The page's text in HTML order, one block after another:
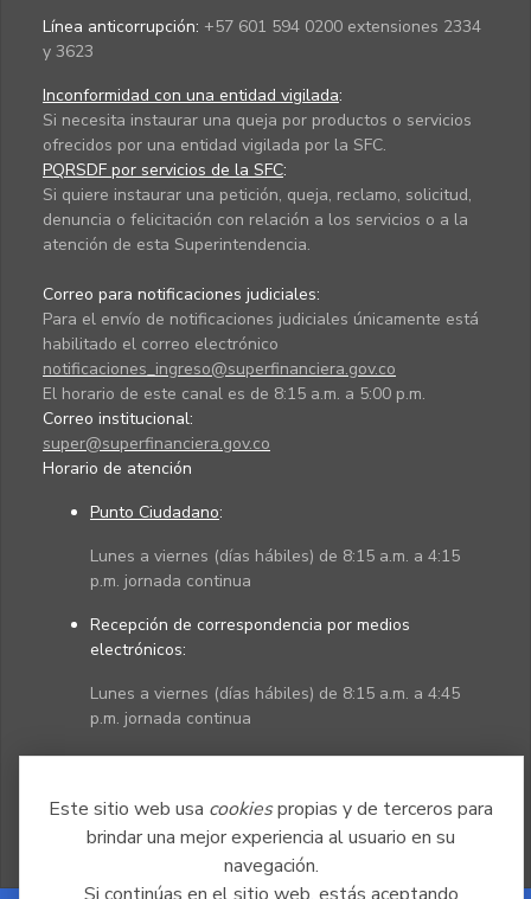
Este sitio web usa cookiespropias y de terceros para
brindar una mejor experiencia al usuario en su
navegación.
Línea anticorrupción: +57 601 594 0200 extensiones 2334
y 3623
Inconformidad con una entidad vigilada:
Si necesita instaurar una queja por productos o servicios
ofrecidos por una entidad vigilada por la SFC.
PQRSDF por servicios de la SFC:
Si quiere instaurar una petición, queja, reclamo, solicitud,
denuncia o felicitación con relación a los servicios o a la
atención de esta Superintendencia.
Correo para notificaciones judiciales:
Para el envío de notificaciones judiciales únicamente está
habilitado el correo electrónico
notificaciones_ingreso@superfinanciera.gov.co
El horario de este canal es de 8:15 a.m. a 5:00 p.m.
Correo institucional:
super@superfinanciera.gov.co
Horario de atención
Punto Ciudadano:
Lunes a viernes (días hábiles) de 8:15 a.m. a 4:15
p.m. jornada continua
Recepción de correspondencia por medios
electrónicos:
Lunes a viernes (días hábiles) de 8:15 a.m. a 4:45
p.m. jornada continua